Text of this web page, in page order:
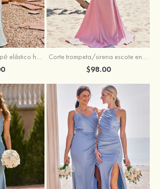
Tubo sin tirantes crepé elástico hasta el suelo vestido de dama de honor Corte trompeta/sirena escote en v satén elástico hasta el suelo vestido de dama de honor
$98.00